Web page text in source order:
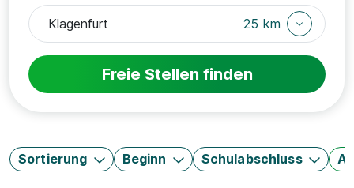
25 km
Freie Stellen finden
Sortierung Beginn Schulabschluss